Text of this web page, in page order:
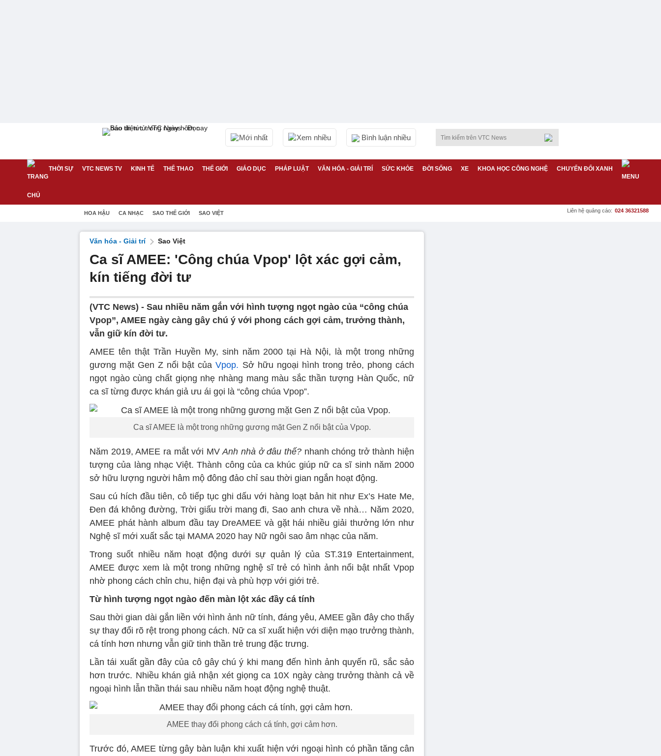
Mới nhất Xem nhiều Bình luận nhiều
THỜI SỰ VTC NEWS TV KINH TẾ THỂ THAO THẾ GIỚI GIÁO DỤC PHÁP LUẬT VĂN HÓA - GIẢI TRÍ SỨC KHỎE ĐỜI SỐNG XE KHOA HỌC CÔNG NGHỆ CHUYỂN ĐỔI XANH
HOA HẬU CA NHẠC SAO THẾ GIỚI SAO VIỆT Liên hệ quảng cáo: 024 36321588
Văn hóa - Giải trí Sao Việt
Ca sĩ AMEE: 'Công chúa Vpop' lột xác gợi cảm,
kín tiếng đời tư
(VTC News) - Sau nhiều năm gắn với hình tượng ngọt ngào của “công chúa
Vpop”, AMEE ngày càng gây chú ý với phong cách gợi cảm, trưởng thành,
vẫn giữ kín đời tư.
AMEE tên thật Trần Huyền My, sinh năm 2000 tại Hà Nội, là một trong những
gương mặt Gen Z nổi bật của Vpop. Sở hữu ngoại hình trong trẻo, phong cách
ngọt ngào cùng chất giọng nhẹ nhàng mang màu sắc thần tượng Hàn Quốc, nữ
ca sĩ từng được khán giả ưu ái gọi là “công chúa Vpop”.
Ca sĩ AMEE là một trong những gương mặt Gen Z nổi bật của Vpop.
Năm 2019, AMEE ra mắt với MVAnh nhà ở đâu thế?nhanh chóng trở thành hiện
tượng của làng nhạc Việt. Thành công của ca khúc giúp nữ ca sĩ sinh năm 2000
sở hữu lượng người hâm mộ đông đảo chỉ sau thời gian ngắn hoạt động.
Sau cú hích đầu tiên, cô tiếp tục ghi dấu với hàng loạt bản hit như Ex’s Hate Me,
Đen đá không đường, Trời giấu trời mang đi, Sao anh chưa về nhà… Năm 2020,
AMEE phát hành album đầu tay DreAMEE và gặt hái nhiều giải thưởng lớn như
Nghệ sĩ mới xuất sắc tại MAMA 2020 hay Nữ ngôi sao âm nhạc của năm.
Trong suốt nhiều năm hoạt động dưới sự quản lý của ST.319 Entertainment,
AMEE được xem là một trong những nghệ sĩ trẻ có hình ảnh nổi bật nhất Vpop
nhờ phong cách chỉn chu, hiện đại và phù hợp với giới trẻ.
Từ hình tượng ngọt ngào đến màn lột xác đầy cá tính
Sau thời gian dài gắn liền với hình ảnh nữ tính, đáng yêu, AMEE gần đây cho thấy
sự thay đổi rõ rệt trong phong cách. Nữ ca sĩ xuất hiện với diện mạo trưởng thành,
cá tính hơn nhưng vẫn giữ tinh thần trẻ trung đặc trưng.
Lần tái xuất gần đây của cô gây chú ý khi mang đến hình ảnh quyến rũ, sắc sảo
hơn trước. Nhiều khán giả nhận xét giọng ca 10X ngày càng trưởng thành cả về
ngoại hình lẫn thần thái sau nhiều năm hoạt động nghệ thuật.
AMEE thay đổi phong cách cá tính, gợi cảm hơn.
Trước đó, AMEE từng gây bàn luận khi xuất hiện với ngoại hình có phần tăng cân